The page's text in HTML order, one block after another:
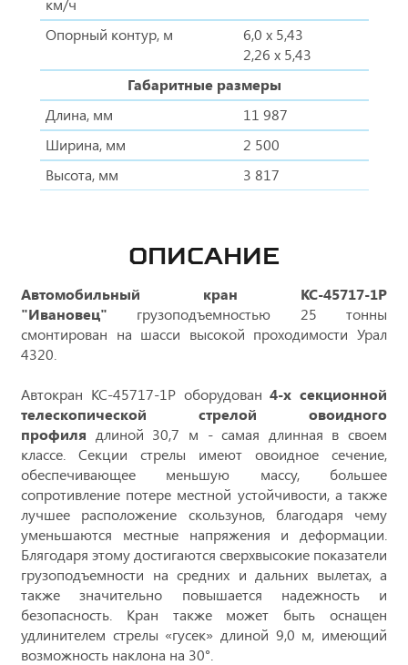
км/ч
Опорный контур, м
6,0 x 5,43
2,26 х 5,43
Габаритные размеры
Длина, мм
11 987
Ширина, мм
2 500
Высота, мм
3 817
ОПИСАНИЕ
Автомобильный кран КС-45717-1Р
"Ивановец" грузоподъемностью 25 тонны
смонтирован на шасси высокой проходимости Урал
4320.
Автокран КС-45717-1Р оборудован4-х секционной
телескопической стрелой овоидного
профиля длиной 30,7 м - самая длинная в своем
классе. Секции стрелы имеют овоидное сечение,
обеспечивающее меньшую массу, большее
сопротивление потере местной устойчивости, а также
лучшее расположение скользунов, благодаря чему
уменьшаются местные напряжения и деформации.
Блягодаря этому достигаются сверхвысокие показатели
грузоподъемности на средних и дальних вылетах, а
также значительно повышается надежность и
безопасность. Кран также может быть оснащен
удлинителем стрелы «гусек» длиной 9,0 м, имеющий
возможность наклона на 30°.